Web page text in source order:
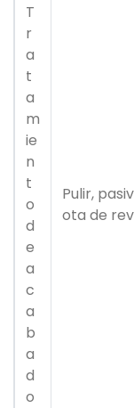
T
r
a
t
a
m
ie
n
t
o
d
e
a
c
a
b
a
d
o
Pulir,
ota de